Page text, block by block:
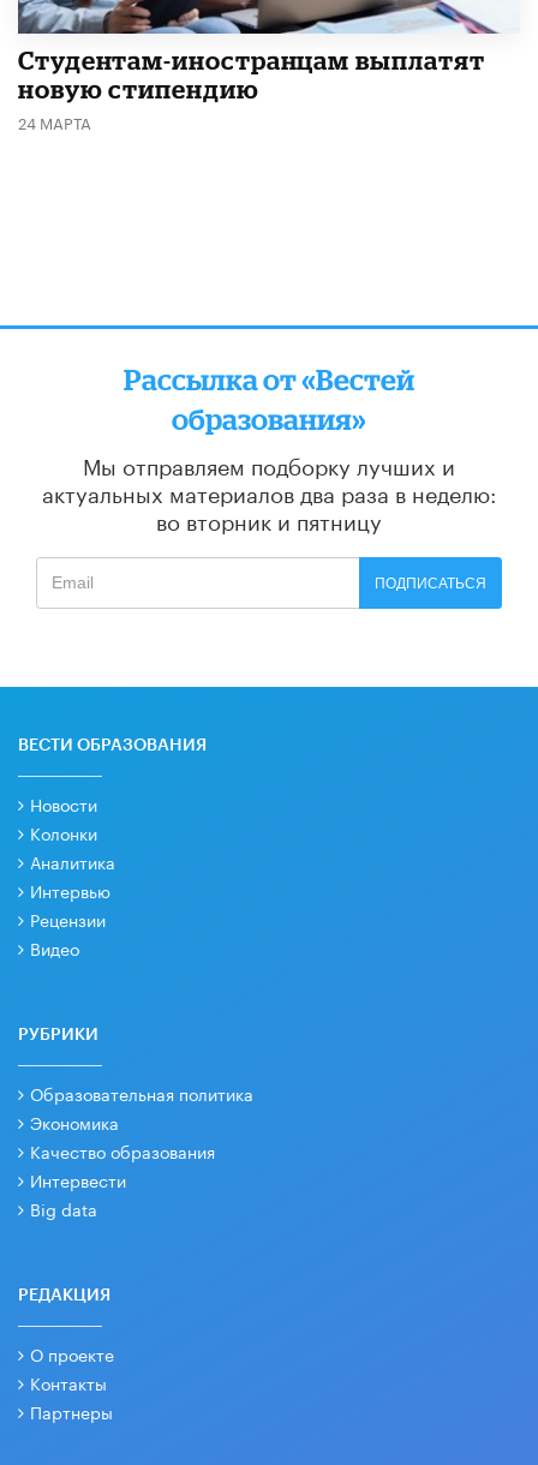
Студентам-иностранцам выплатят
новую стипендию
24 МАРТА
Рассылка от «Вестей
образования»
Мы отправляем подборку лучших и
актуальных материалов два раза в неделю:
во вторник и пятницу
ПОДПИСАТЬСЯ
ВЕСТИ ОБРАЗОВАНИЯ
Новости
Колонки
Аналитика
Интервью
Рецензии
Видео
РУБРИКИ
Образовательная политика
Экономика
Качество образования
Интервести
Big data
РЕДАКЦИЯ
О проекте
Контакты
Партнеры